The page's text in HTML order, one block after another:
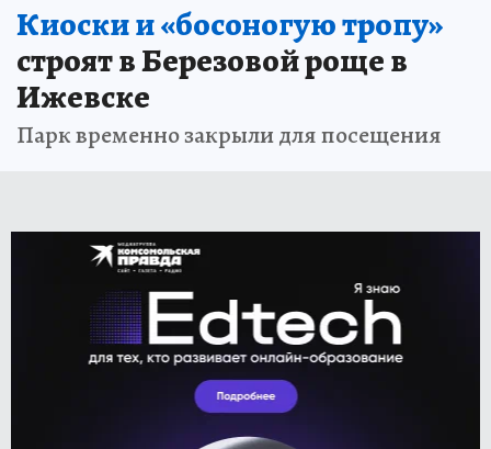
Киоски и «босоногую тропу»
строят в Березовой роще в
Ижевске
Парк временно закрыли для посещения